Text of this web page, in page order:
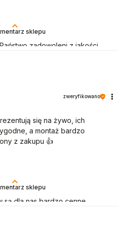
sklepu
zadowoleni z jakości
finansową z tego
się Państwo do naszej
sklepu
są dla nas bardzo cenne.
towaru wraz ze zdjęciem jak
zweryfikowano
się na żywo, ich
a montaż bardzo
z zakupu 👍️